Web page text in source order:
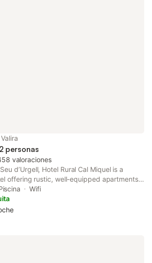
personas
valoraciones
d’Urgell, Hotel Rural Cal Miquel is a
offering rustic, well-equipped apartments
It features its own farm yard, a restaurant
Wifi